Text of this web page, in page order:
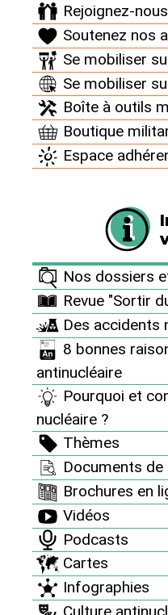
Rejoignez-nous
Soutenez nos
Se mobiliser
Se mobiliser
Boîte à outils
Boutique
Espace
Nos dossiers
Revue "Sortir
Des accidents
8 bonnes
antinucléaire
Pourquoi et
nucléaire ?
Thèmes
Documents
Brochures en
Vidéos
Podcasts
Cartes
Infographies
1 300 MW. Areva et
attribuer
12 générateurs pour un
milliard €. Les sites
en particulier ceux de la
ainsi fortement
EDF.
AREVA2 (600 x 402).jpg
PRÉCÉDENT
Campagnes
12 décembre : journée
effet de serre"
Actions Flash
En 2018, huit victoires
Pages des groupes
Nucléaire et
idées reçues !
Stockage des déchets